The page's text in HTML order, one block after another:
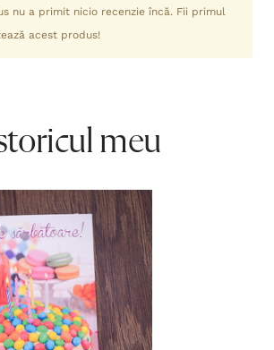
nu a primit nicio recenzie încă. Fii primul
acest produs!
meu